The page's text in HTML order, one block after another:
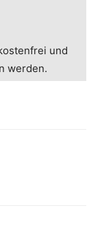
und
werden.